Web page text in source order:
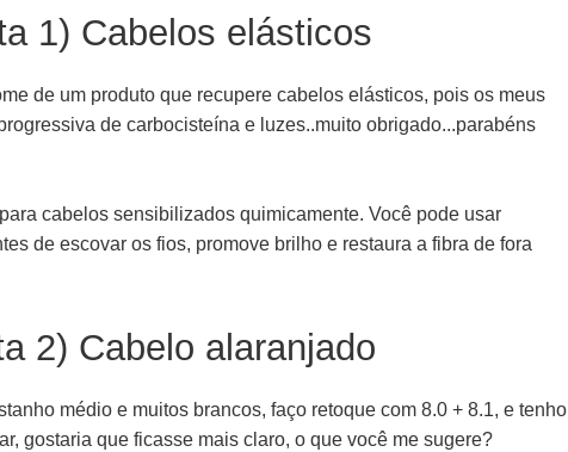
1) Cabelos elásticos
de um produto que recupere cabelos elásticos, pois os meus
de carbocisteína e luzes..muito obrigado...parabéns
cabelos sensibilizados quimicamente. Você pode usar
de escovar os fios, promove brilho e restaura a fibra de fora
2) Cabelo alaranjado
médio e muitos brancos, faço retoque com 8.0 + 8.1, e tenho
gostaria que ficasse mais claro, o que você me sugere?